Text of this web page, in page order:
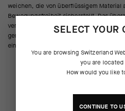
weichen, die von überflüssigem Material
Bewegungsfreiheit sicherstellt. Das
verspricht einen sicheren Halt und
geraden Strecken oder bei der Abfahrt.
eine gute Sichtbarkeit auf dem Weg vom
SELECT YOUR
You are browsing Switzerland
you are located
How would you like
CONTINUE TO